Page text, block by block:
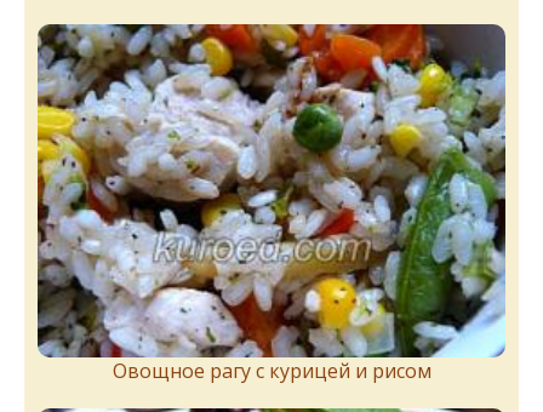
Овощное рагу с курицей и рисом